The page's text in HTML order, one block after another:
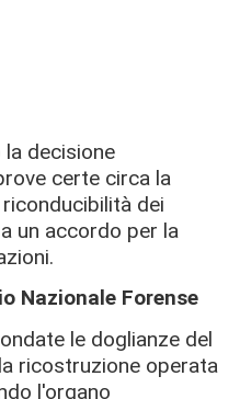
decisione
certe circa la
dei
un accordo per la
Nazionale Forense
le doglianze del
ricostruzione operata
l'organo